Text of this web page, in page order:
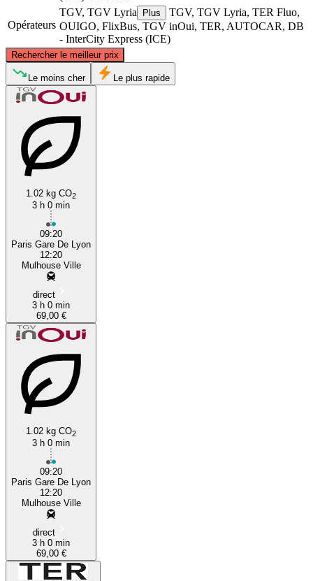
Opérateurs
TGV, TGV Lyria Plus
TGV, TGV Lyria, TER Fluo,
OUIGO, FlixBus, TGV inOui, TER, AUTOCAR, DB
- InterCity Express (ICE)
Rechercher le meilleur prix
Paris
©CARTO
Le moins cher Le plus rapide
1.02 kg CO2
3 h 0 min
09:20
Paris Gare De Lyon
12:20
Mulhouse Ville
direct
3 h 0 min
69,00 €
1.02 kg CO2
3 h 0 min
09:20
Paris Gare De Lyon
12:20
Mulhouse Ville
direct
3 h 0 min
69,00 €